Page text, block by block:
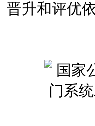
晋升和评优